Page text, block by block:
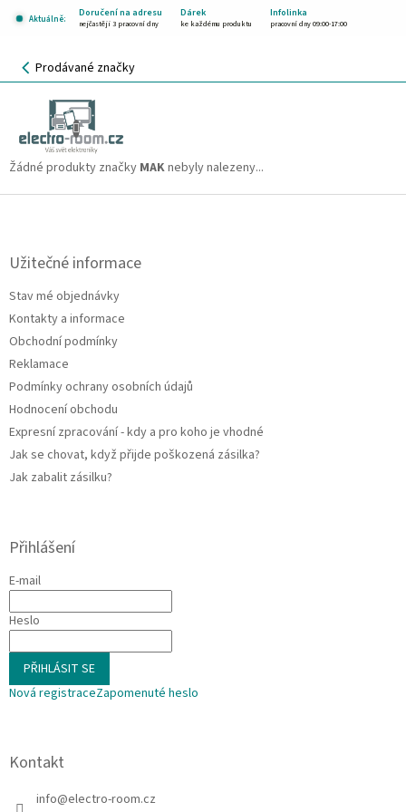
Aktuálně:
Doručení na adresu Dárek Infolinka
nejčastěji 3 pracovní dny ke každému produktu pracovní dny 09:00-17:00
NÁKUPNÍ
KOŠÍK
Prodávané značky
MAK
Žádné produkty značky MAKnebyly nalezeny...
Z
Užitečné informace
Stav mé objednávky
Kontakty a informace
Obchodní podmínky
Reklamace
Podmínky ochrany osobních údajů
Hodnocení obchodu
Expresní zpracování - kdy a pro koho je vhodné
Jak se chovat, když přijde poškozená zásilka?
Jak zabalit zásilku?
Přihlášení
E-mail
Heslo
PŘIHLÁSIT SE
Nová registraceZapomenuté heslo
Kontakt
info@electro-room.cz